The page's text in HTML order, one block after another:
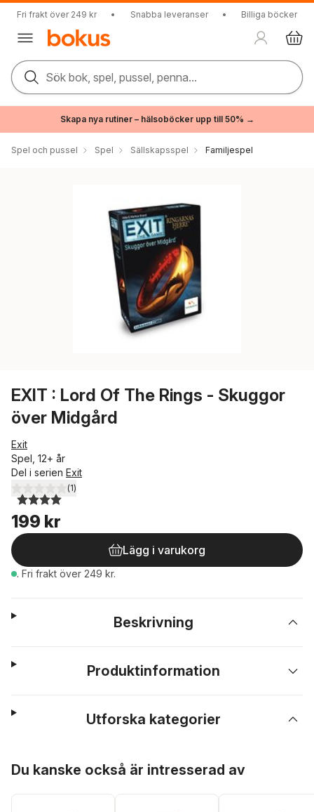
Fri frakt över 249 kr • Snabba leveranser • Billiga böcker
Sök bok, spel, pussel, penna...
Skapa nya rutiner – hälsoböcker upp till 50% →
Spel och pussel Spel Sällskapsspel Familjespel
EXIT : Lord Of The Rings - Skuggor
över Midgård
Exit
Spel, 12+ år
Del i serien Exit
4,0utav 5 stjärnor. Totalt antal röster:
(1)
199 kr
Lägg i varukorg
. Fri frakt över 249 kr.
Beskrivning
Produktinformation
Utforska kategorier
Du kanske också är intresserad av